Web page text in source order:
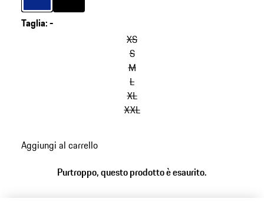
Taglia:-
XS
S
M
L
XL
XXL
Aggiungi al carrello
Purtroppo, questo prodotto è esaurito.